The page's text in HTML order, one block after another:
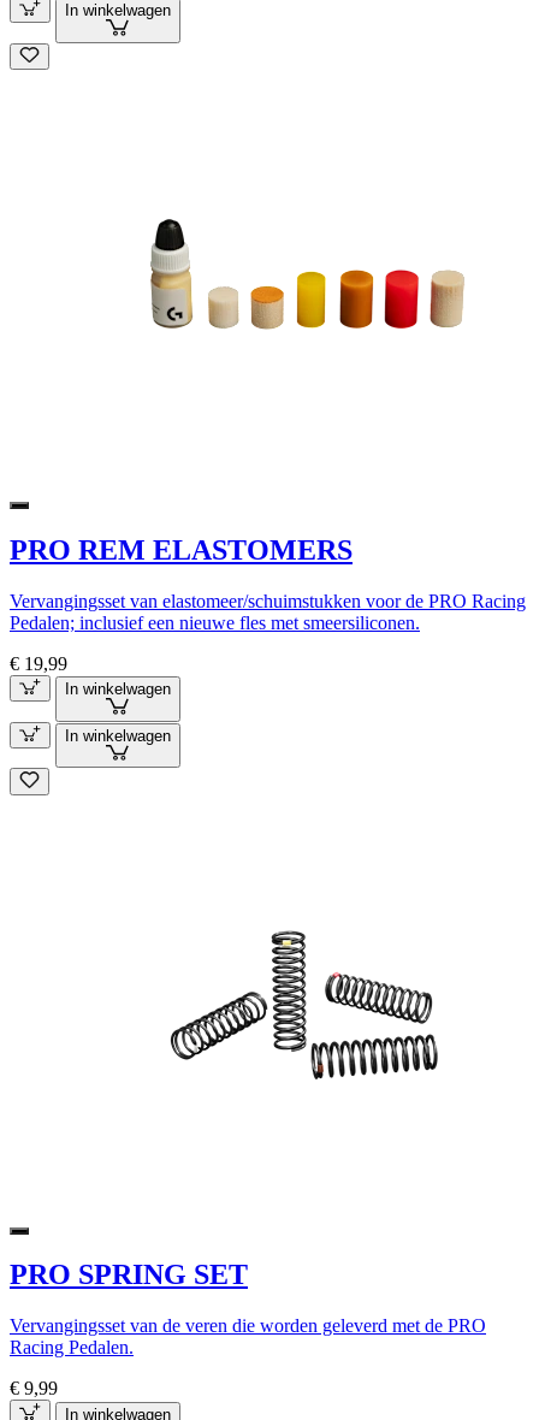
In winkelwagen
PRO REM ELASTOMERS
Vervangingsset van elastomeer/schuimstukken voor de PRO Racing
Pedalen; inclusief een nieuwe fles met smeersiliconen.
€ 19,99
In winkelwagen
In winkelwagen
PRO SPRING SET
Vervangingsset van de veren die worden geleverd met de PRO
Racing Pedalen.
€ 9,99
In winkelwagen